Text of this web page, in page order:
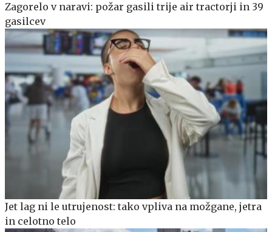
Zagorelo v naravi: požar gasili trije air tractorji in 39
gasilcev
Jet lag ni le utrujenost: tako vpliva na možgane, jetra
in celotno telo